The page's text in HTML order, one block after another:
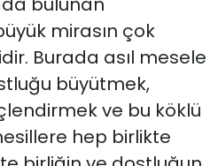
mirasın çok
Burada asıl mesele
büyütmek,
ve bu köklü
hep birlikte